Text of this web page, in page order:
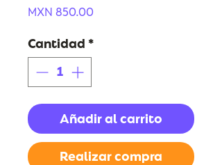
MXN 850.00
Cantidad *
Añadir al carrito
Realizar compra